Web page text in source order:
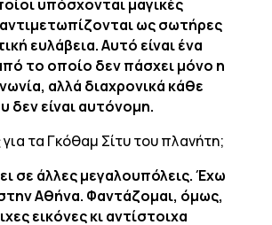
υπόσχονται μαγικές
αντιμετωπίζονται ως σωτήρες
ευλάβεια. Αυτό είναι ένα
το οποίο δεν πάσχει μόνο η
αλλά διαχρονικά κάθε
δεν είναι αυτόνομη.
τα Γκόθαμ Σίτυ του πλανήτη;
σε άλλες μεγαλουπόλεις. Έχω
Αθήνα. Φαντάζομαι, όμως,
εικόνες κι αντίστοιχα